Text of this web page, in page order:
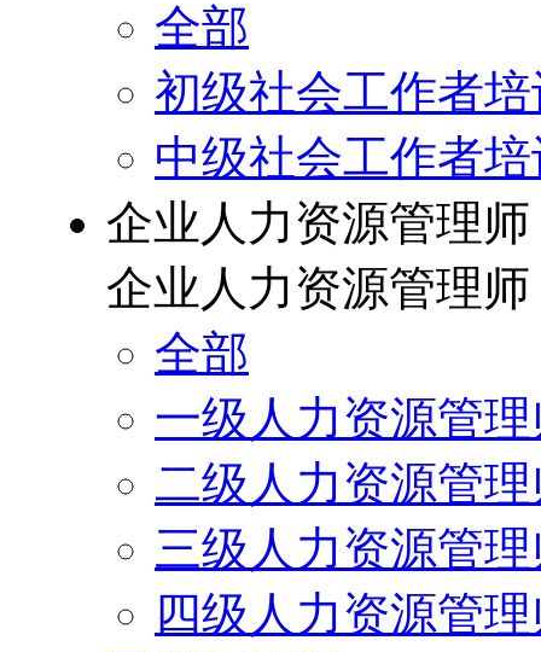
全部
初级社会工作者
中级社会工作者
企业人力资源管理师
企业人力资源管理师
全部
一级人力资源管
二级人力资源管
三级人力资源管
四级人力资源管